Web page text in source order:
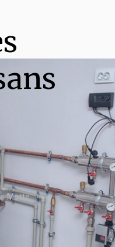
Motte